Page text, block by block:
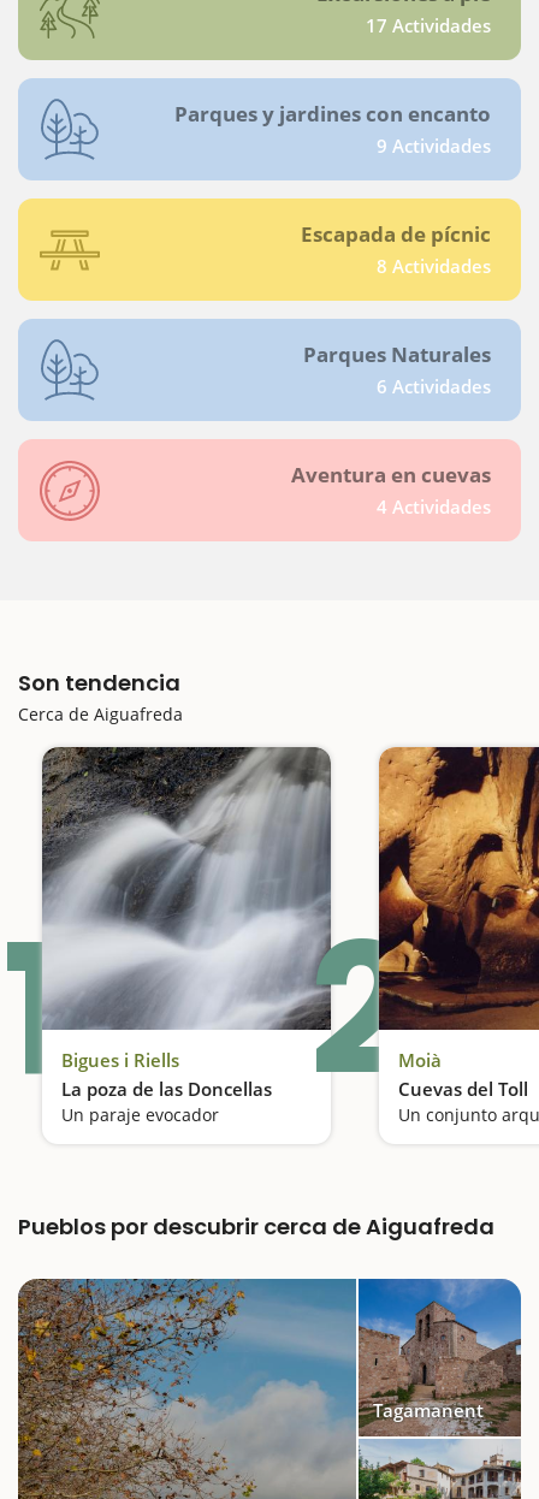
17 Actividades
Parques y jardines con encanto
9 Actividades
Escapada de pícnic
8 Actividades
Parques Naturales
6 Actividades
Aventura en cuevas
4 Actividades
Son tendencia
Cerca de Aiguafreda
1 Bigues i Riells
La poza de las Doncellas
Un paraje evocador 2Moià
Cuevas del Toll
Pueblos por descubrir cerca de Aiguafreda
Tagamanent